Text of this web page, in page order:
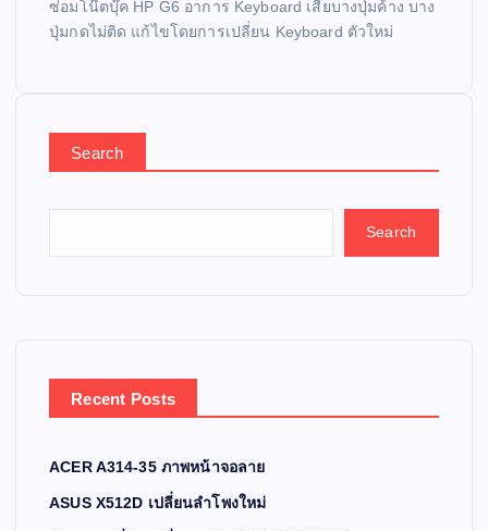
ซ่อมโน๊ตบุ๊ค HP G6 อาการ Keyboard เสียบางปุ่มค้าง บาง
ปุ่มกดไม่ติด แก้ไขโดยการเปลี่ยน Keyboard ตัวใหม่
Search
Search
Recent Posts
ACER A314-35 ภาพหน้าจอลาย
ASUS X512D เปลี่ยนลำโพงใหม่